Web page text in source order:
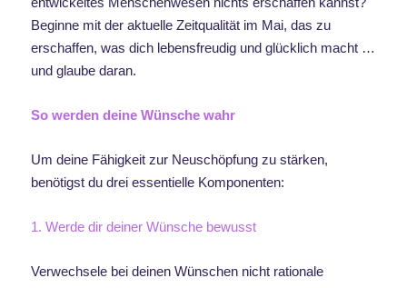
Beginne mit der aktuelle Zeitqualität im Mai, das zu
erschaffen, was dich lebensfreudig und glücklich macht …
und glaube daran.
So werden deine Wünsche wahr
Um deine Fähigkeit zur Neuschöpfung zu stärken,
benötigst du drei essentielle Komponenten:
1. Werde dir deiner Wünsche bewusst
Verwechsele bei deinen Wünschen nicht rationale